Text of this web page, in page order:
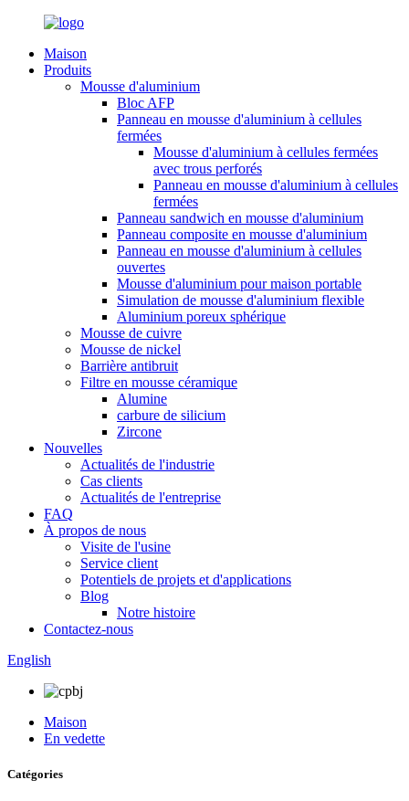
Maison
Produits
Mousse d'aluminium
Bloc AFP
Panneau en mousse d'aluminium à cellules
fermées
Mousse d'aluminium à cellules fermées
avec trous perforés
Panneau en mousse d'aluminium à cellules
fermées
Panneau sandwich en mousse d'aluminium
Panneau composite en mousse d'aluminium
Panneau en mousse d'aluminium à cellules
ouvertes
Mousse d'aluminium pour maison portable
Simulation de mousse d'aluminium flexible
Aluminium poreux sphérique
Mousse de cuivre
Mousse de nickel
Barrière antibruit
Filtre en mousse céramique
Alumine
carbure de silicium
Zircone
Nouvelles
Actualités de l'industrie
Cas clients
Actualités de l'entreprise
FAQ
À propos de nous
Visite de l'usine
Service client
Potentiels de projets et d'applications
Blog
Notre histoire
Contactez-nous
English
Maison
En vedette
Catégories